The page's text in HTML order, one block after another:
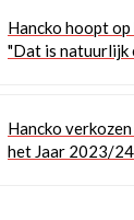
Hancko hoopt
"Dat is natuurlijk
Hancko
het Jaar 2023/24